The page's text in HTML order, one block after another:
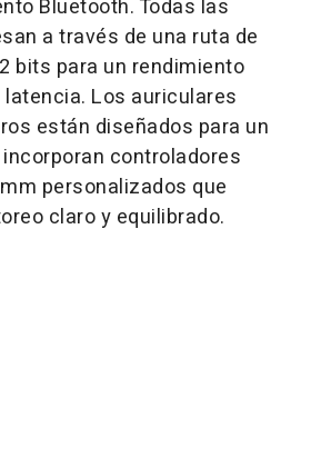
Bluetooth. Todas las
a través de una ruta de
bits para un rendimiento
Los auriculares
están diseñados para un
controladores
personalizados que
claro y equilibrado.